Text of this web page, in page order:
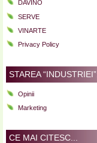
DAVINO
SERVE
VINARTE
Privacy Policy
STAREA
Opinii
Marketing
CE MAI CITESC...